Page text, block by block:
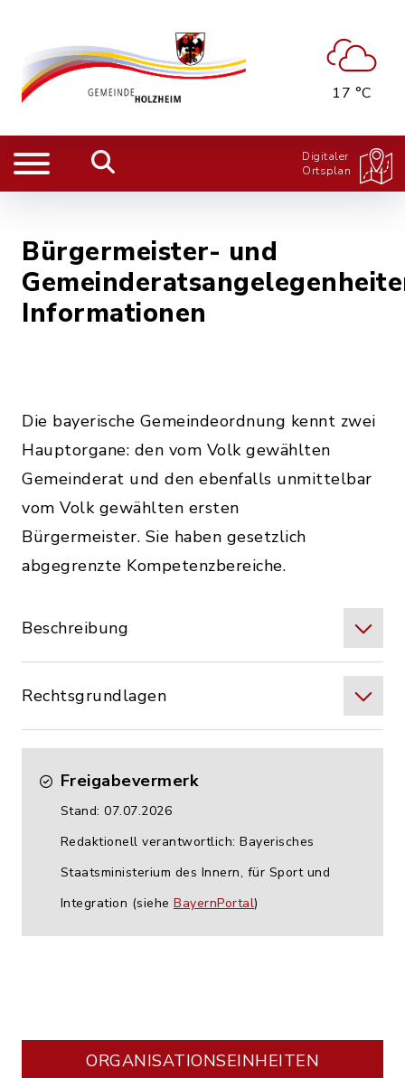
17 °C
Digitaler
Ortsplan
Bürgermeister- und
Informationen
Die bayerische Gemeindeordnung kennt zwei
Hauptorgane: den vom Volk gewählten
Gemeinderat und den ebenfalls unmittelbar
vom Volk gewählten ersten
Bürgermeister. Sie haben gesetzlich
abgegrenzte Kompetenzbereiche.
Beschreibung
Rechtsgrundlagen
Freigabevermerk
Stand: 07.07.2026
Redaktionell verantwortlich: Bayerisches
Staatsministerium des Innern, für Sport und
Integration (siehe BayernPortal)
ORGANISATIONS­EINHEITEN